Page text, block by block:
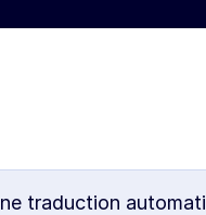
traduction